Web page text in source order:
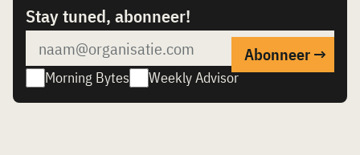
Stay tuned, abonneer!
Morning Bytes Weekly Advisor